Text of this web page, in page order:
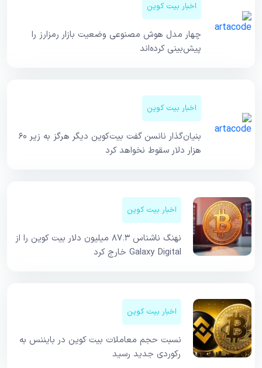
اخبار بیت کوین
چهار مدل هوش مصنوعی وضعیت بازار رمزارز را
پیش‌بینی کرده‌اند
اخبار بیت کوین
بنیان‌گذار نانسن گفت بیت‌کوین دیگر هرگز به زیر ۶۰
هزار دلار سقوط نخواهد کرد
اخبار بیت کوین
نهنگ ناشناس ۸۷.۳ میلیون دلار بیت کوین را از
Galaxy Digital خارج کرد
اخبار بیت کوین
نسبت حجم معاملات بیت کوین در بایننس به
رکوردی جدید رسید